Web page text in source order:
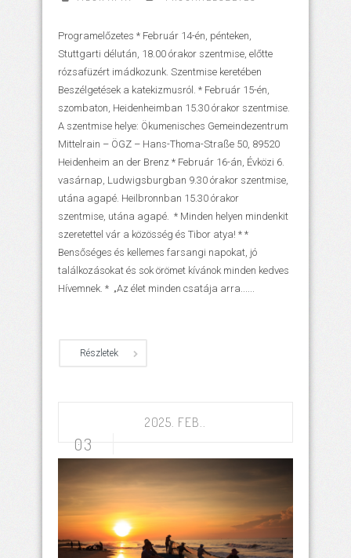
Programelőzetes * Február 14-én, pénteken,
Stuttgarti délután, 18.00 órakor szentmise, előtte
rózsafüzért imádkozunk. Szentmise keretében
Beszélgetések a katekizmusról. * Február 15-én,
szombaton, Heidenheimban 15.30 órakor szentmise.
A szentmise helye: Ökumenisches Gemeindezentrum
Mittelrain – ÖGZ – Hans-Thoma-Straße 50, 89520
Heidenheim an der Brenz * Február 16-án, Évközi 6.
vasárnap, Ludwigsburgban 9.30 órakor szentmise,
utána agapé. Heilbronnban 15.30 órakor
szentmise, utána agapé. * Minden helyen mindenkit
szeretettel vár a közösség és Tibor atya! * *
Bensőséges és kellemes farsangi napokat, jó
találkozásokat és sok örömet kívánok minden kedves
Hívemnek. * „Az élet minden csatája arra......
Részletek
2025. FEB..
03